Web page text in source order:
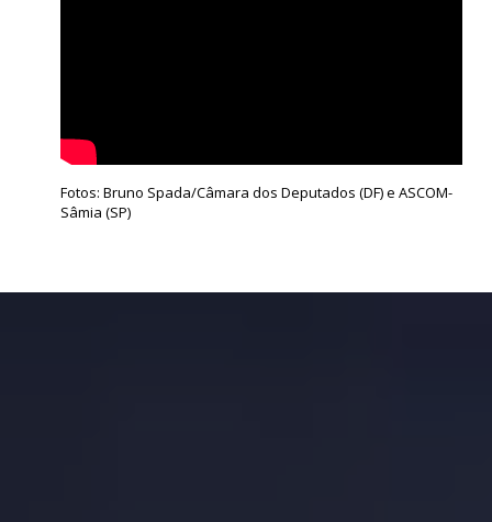
Fotos: Bruno Spada/Câmara dos Deputados (DF) e ASCOM-
Sâmia (SP)